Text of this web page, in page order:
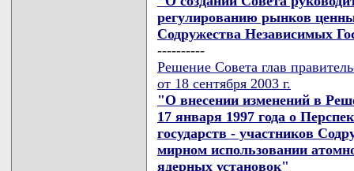
регулированию рынков
Содружества Независимых
----------
Решение Совета глав
от 18 сентября 2003 г.
"О внесении изменений в
17 января 1997 года о
государств - участников
мирном использовании
ядерных установок"